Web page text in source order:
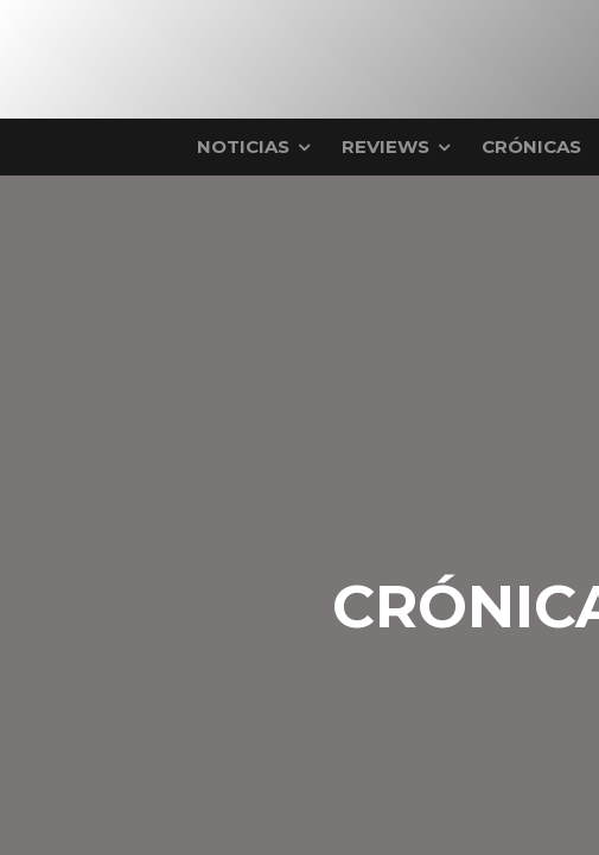
NOTICIAS REVIEWS CRÓNICAS